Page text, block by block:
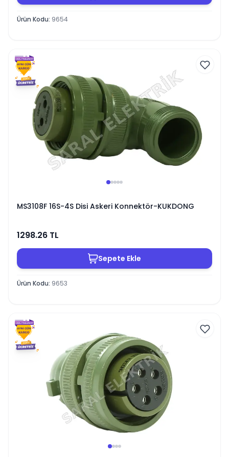
Ürün Kodu: 9654
MS3108F 16S-4S Disi Askeri Konnektör-KUKDONG
1298.26 TL
Sepete Ekle
Ürün Kodu: 9653